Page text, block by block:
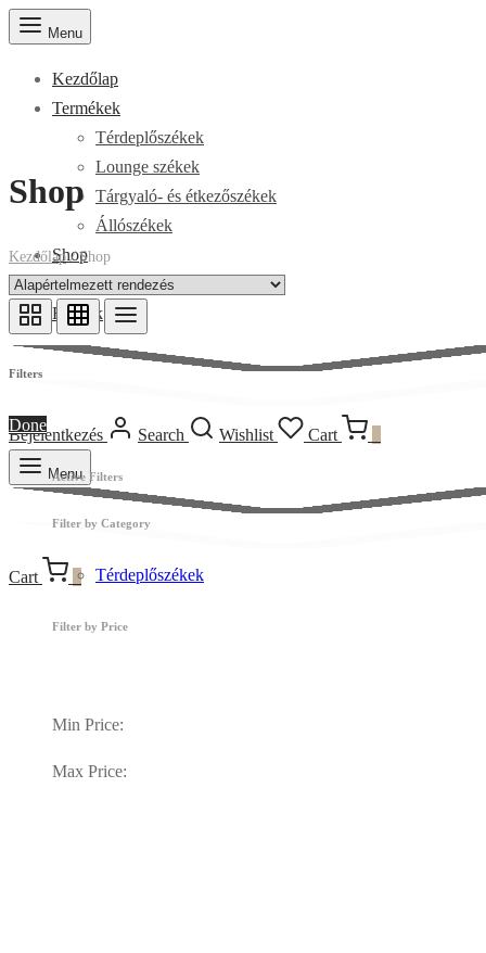
Menu
Kezdőlap
Termékek
Térdeplőszékek
Lounge székek
Tárgyaló- és étkezőszékek
Állószékek
Shop
Elérhetőségek
Rólunk
Bejelentkezés Search Wishlist Cart
Menu
Cart 0
Shop
Kezdőlap /Shop
Filters
Done
Active Filters
Filter by Category
Térdeplőszékek
Filter by Price
Min Price:
Max Price: